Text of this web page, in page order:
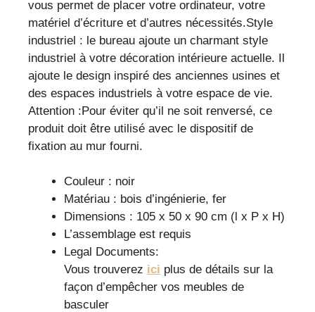
vous permet de placer votre ordinateur, votre
matériel d’écriture et d’autres nécessités.Style
industriel : le bureau ajoute un charmant style
industriel à votre décoration intérieure actuelle. Il
ajoute le design inspiré des anciennes usines et
des espaces industriels à votre espace de vie.
Attention :Pour éviter qu’il ne soit renversé, ce
produit doit être utilisé avec le dispositif de
fixation au mur fourni.
Couleur : noir
Matériau : bois d’ingénierie, fer
Dimensions : 105 x 50 x 90 cm (l x P x H)
L’assemblage est requis
Legal Documents:
Vous trouverez ici plus de détails sur la
façon d’empêcher vos meubles de
basculer